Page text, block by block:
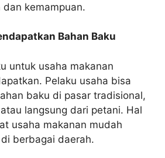
dan kemampuan.
Bahan Baku
untuk usaha makanan
Pelaku usaha bisa
baku di pasar tradisional,
langsung dari petani. Hal
usaha makanan mudah
berbagai daerah.